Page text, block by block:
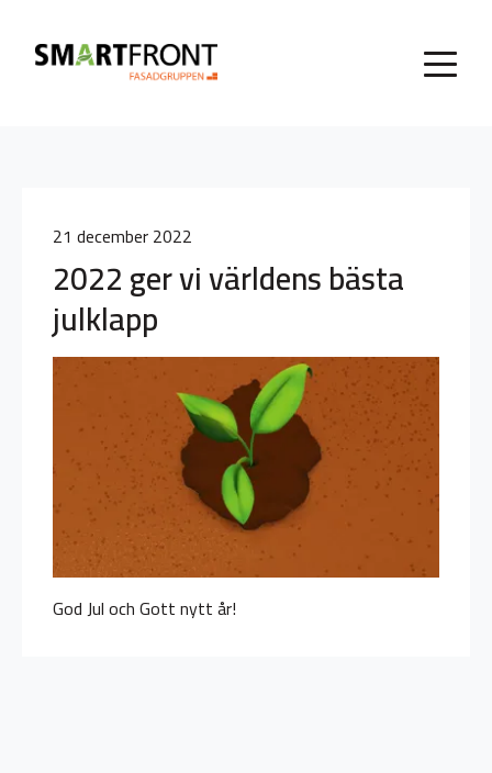
21 december 2022
2022 ger vi världens bästa
julklapp
God Jul och Gott nytt år!